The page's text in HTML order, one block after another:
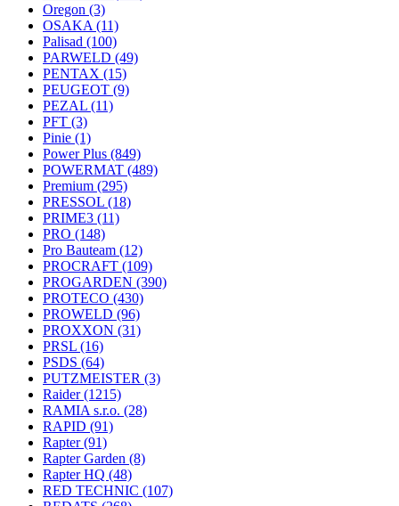
Oregon (3)
OSAKA (11)
Palisad (100)
PARWELD (49)
PENTAX (15)
PEUGEOT (9)
PEZAL (11)
PFT (3)
Pinie (1)
Power Plus (849)
POWERMAT (489)
Premium (295)
PRESSOL (18)
PRIME3 (11)
PRO (148)
Pro Bauteam (12)
PROCRAFT (109)
PROGARDEN (390)
PROTECO (430)
PROWELD (96)
PROXXON (31)
PRSL (16)
PSDS (64)
PUTZMEISTER (3)
Raider(1215)
RAMIA s.r.o. (28)
RAPID (91)
Rapter(91)
Rapter Garden (8)
Rapter HQ (48)
RED TECHNIC (107)